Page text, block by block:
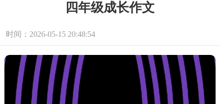
四年级成长作文
时间：2026-05-15 20:48:54